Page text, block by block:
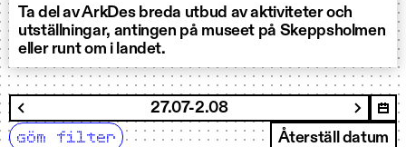
Ta del av ArkDes breda utbud av aktiviteter och
utställningar, antingen på museet på Skeppsholmen
eller runt om i landet.
Föregående vecka
27.07-2.08
Nästa
göm filter
Återställ datum
filtrera